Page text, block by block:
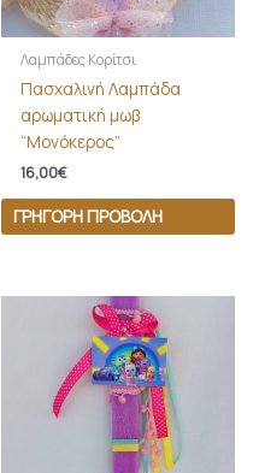
Λαμπάδες Κορίτσι
Πασχαλινή Λαμπάδα
αρωματική μωβ
“Μονόκερος”
16,00€
ΓΡΉΓΟΡΗ ΠΡΟΒΟΛΉ